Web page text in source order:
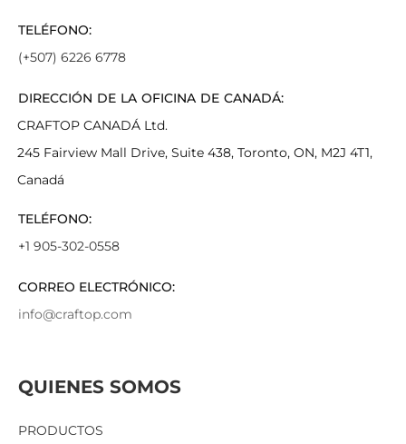
QUIENES SOMOS
PRODUCTOS
TELÉFONO:
(+507) 6226 6778
DIRECCIÓN DE LA OFICINA DE CANADÁ:
CRAFTOP CANADÁ Ltd.
245 Fairview Mall Drive, Suite 438, Toronto, ON, M2J 4T1,
Canadá
TELÉFONO:
+1 905-302-0558
CORREO ELECTRÓNICO:
info@craftop.com